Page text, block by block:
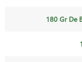
180 Gr De